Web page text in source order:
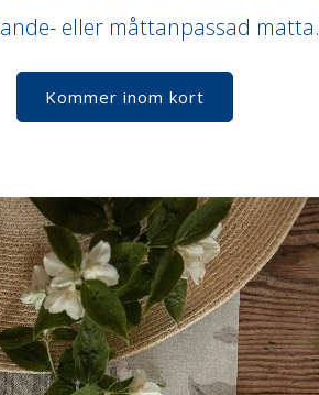
eller måttanpassad matta.
Kommer inom kort